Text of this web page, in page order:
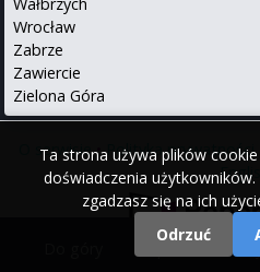
Ta strona używa plików
doświadczenia
zgadzasz się na ich
Odrzuć
Wrocław
Zabrze
Zawiercie
Zielona Góra
O serwisie•Polityka prywatności
© 2000 - 2026